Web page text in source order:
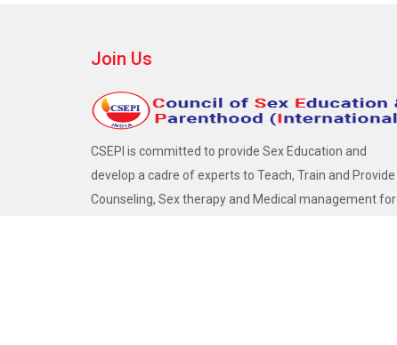
Join Us
CSEPI is committed to provide Sex Education and
develop a cadre of experts to Teach, Train and Provide
Counseling, Sex therapy and Medical management for